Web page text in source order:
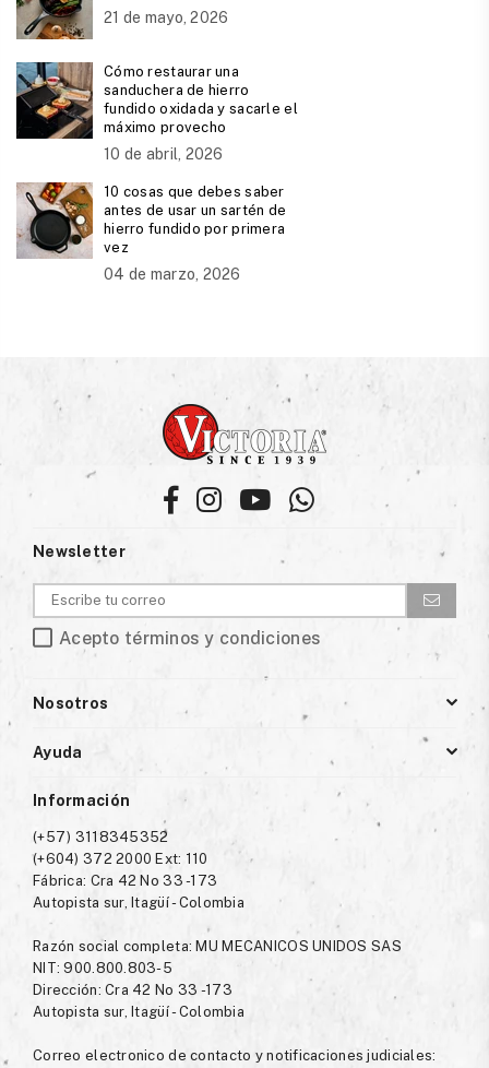
21 de mayo, 2026
Cómo restaurar una
sanduchera de hierro
fundido oxidada y sacarle el
máximo provecho
10 de abril, 2026
10 cosas que debes saber
antes de usar un sartén de
hierro fundido por primera
vez
04 de marzo, 2026
FacebookInstagramYouTubeWhatsapp
Newsletter
Acepto términos y condiciones
Nosotros
Ayuda
Información
(+57) 3118345352
(+604) 372 2000 Ext: 110
Fábrica: Cra 42 No 33 -173
Autopista sur, Itagüí - Colombia
Razón social completa: MU MECANICOS UNIDOS SAS
NIT: 900.800.803-5
Dirección: Cra 42 No 33 -173
Autopista sur, Itagüí - Colombia
Correo electronico de contacto y notificaciones judiciales: